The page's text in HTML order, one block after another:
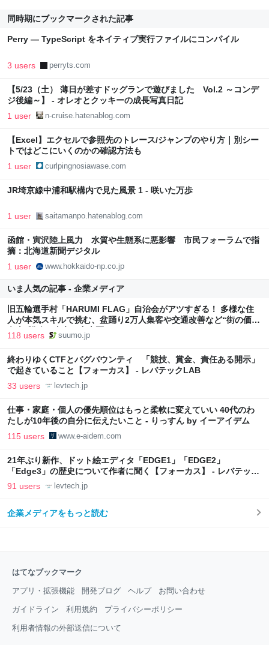
同時期にブックマークされた記事
Perry — TypeScript をネイティブ実行ファイルにコンパイル
3 users perryts.com
【5/23（土） 薄日が差すドッグランで遊びました Vol.2 ～コンデ
ジ後編～】 - オレオとクッキーの成長写真日記
1 user n-cruise.hatenablog.com
【Excel】エクセルで参照先のトレース/ジャンプのやり方｜別シー
トではどこにいくのかの確認方法も
1 user curlpingnosiawase.com
JR埼京線中浦和駅構内で見た風景 1 - 咲いた万歩
1 user saitamanpo.hatenablog.com
函館・寅沢陸上風力 水質や生態系に悪影響 市民フォーラムで指
摘：北海道新聞デジタル
1 user www.hokkaido-np.co.jp
いま人気の記事 - 企業メディア
旧五輪選手村「HARUMI FLAG」自治会がアツすぎる！ 多様な住
人が本気スキルで挑む、盆踊り2万人集客や交通改善など“街の価値
向上”戦略 東京・中央区
118 users suumo.jp
終わりゆくCTFとバグバウンティ 「競技、賞金、責任ある開示」
で起きていること【フォーカス】 - レバテックLAB
33 users levtech.jp
仕事・家庭・個人の優先順位はもっと柔軟に変えていい 40代のわ
たしが10年後の自分に伝えたいこと - りっすん by イーアイデム
115 users www.e-aidem.com
21年ぶり新作、ドット絵エディタ「EDGE1」「EDGE2」
「Edge3」の歴史について作者に聞く【フォーカス】 - レバテック
LAB
91 users levtech.jp
企業メディアをもっと読む
はてなブックマーク
アプリ・拡張機能 開発ブログ ヘルプ お問い合わせ
ガイドライン 利用規約 プライバシーポリシー
利用者情報の外部送信について